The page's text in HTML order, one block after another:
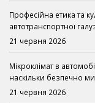
Професійна етика та
автотранспортної
21 червня 2026
Мікроклімат в
наскільки безпечно
21 червня 2026